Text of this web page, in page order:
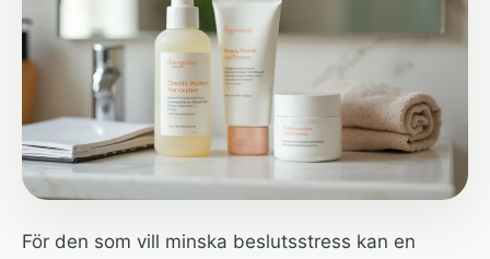
För den som vill minska beslutsstress kan en